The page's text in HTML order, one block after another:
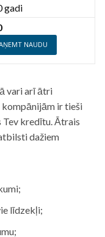
gadi
NAUDU
vari arī ātri
ir tieši
Tev kredītu. Ātrais
dažiem
līdzekļi;